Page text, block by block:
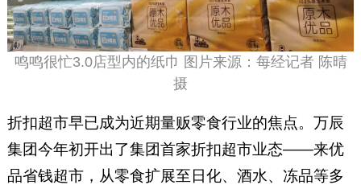
鸣鸣很忙3.0店型内的纸巾 图片来源：每经记者 陈晴
摄
折扣超市早已成为近期量贩零食行业的焦点。万辰
集团今年初开出了集团首家折扣超市业态——来优
品省钱超市，从零食扩展至日化、酒水、冻品等多